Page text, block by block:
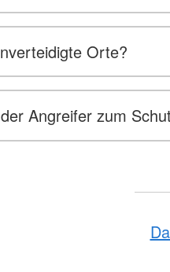
Orte?
Angreifer zum